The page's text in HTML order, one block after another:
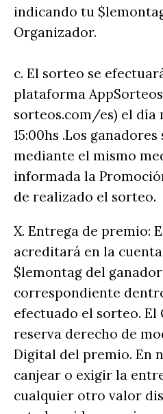
indicando tu
Organizador.
c. El sorteo se
plataforma
sorteos.com/es) el día
15:00hs .Los
mediante el mismo
informada la
de realizado el sorteo.
X. Entrega de premio:
acreditará en la
$lemontag del
correspondiente
efectuado el sorteo. El
reserva derecho de
Digital del premio. En
canjear o exigir la
cualquier otro valor